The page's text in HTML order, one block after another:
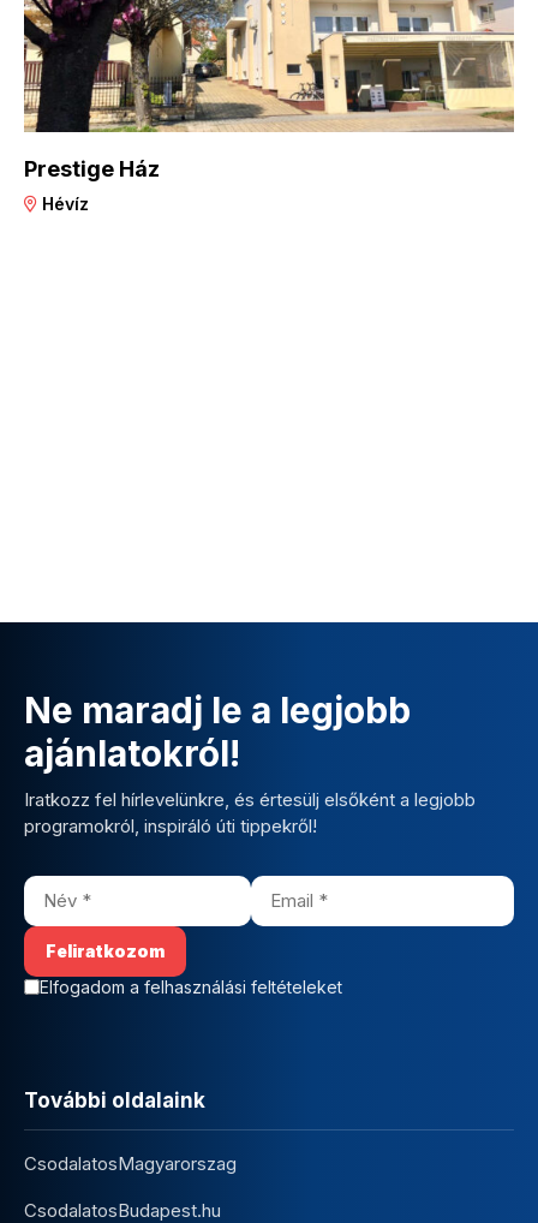
Prestige Ház
Hévíz
Ne maradj le a legjobb
ajánlatokról!
Iratkozz fel hírlevelünkre, és értesülj elsőként a legjobb
programokról, inspiráló úti tippekről!
Elfogadom a felhasználási feltételeket
További oldalaink
CsodalatosMagyarorszag
CsodalatosBudapest.hu